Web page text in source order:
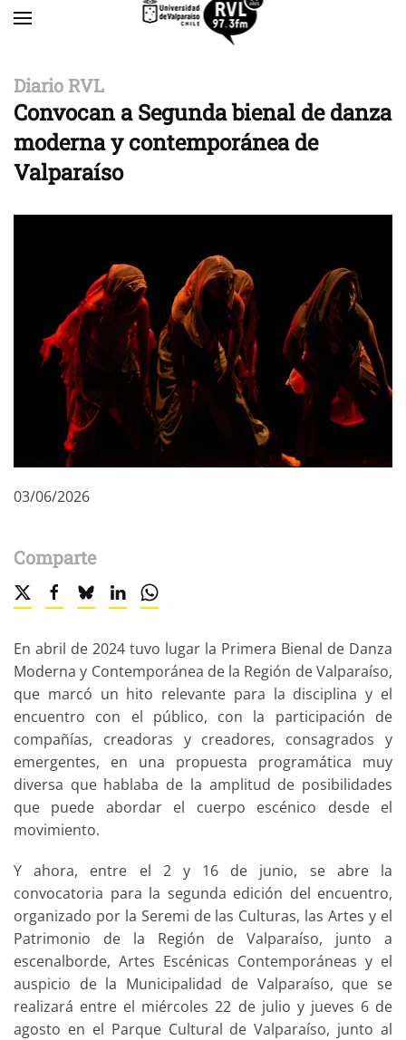
Diario RVL
Convocan a Segunda bienal de danza
moderna y contemporánea de
Valparaíso
03/06/2026
Comparte
En abril de 2024 tuvo lugar la Primera Bienal de Danza
Moderna y Contemporánea de la Región de Valparaíso,
que marcó un hito relevante para la disciplina y el
encuentro con el público, con la participación de
compañías, creadoras y creadores, consagrados y
emergentes, en una propuesta programática muy
diversa que hablaba de la amplitud de posibilidades
que puede abordar el cuerpo escénico desde el
movimiento.
Y ahora, entre el 2 y 16 de junio, se abre la
convocatoria para la segunda edición del encuentro,
organizado por la Seremi de las Culturas, las Artes y el
Patrimonio de la Región de Valparaíso, junto a
escenalborde, Artes Escénicas Contemporáneas y el
auspicio de la Municipalidad de Valparaíso, que se
realizará entre el miércoles 22 de julio y jueves 6 de
agosto en el Parque Cultural de Valparaíso, junto al